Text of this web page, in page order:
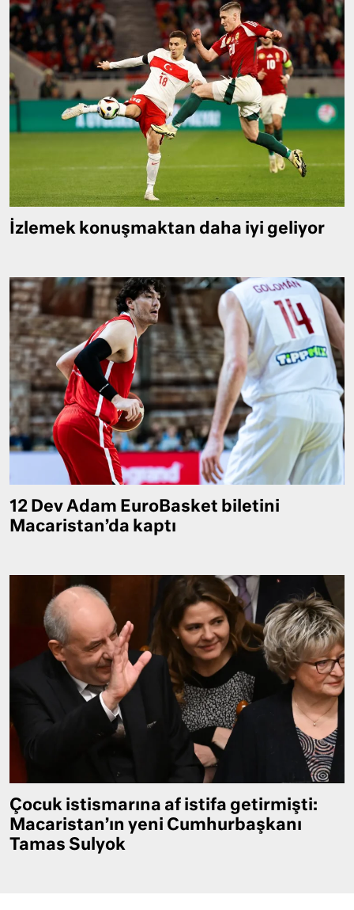
İzlemek konuşmaktan daha iyi geliyor
12 Dev Adam EuroBasket biletini
Macaristan’da kaptı
Çocuk istismarına af istifa getirmişti:
Macaristan’ın yeni Cumhurbaşkanı
Tamas Sulyok